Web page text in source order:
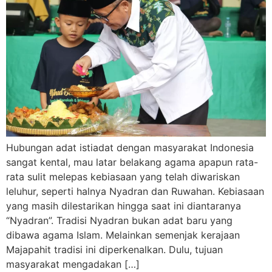
Hubungan adat istiadat dengan masyarakat Indonesia
sangat kental, mau latar belakang agama apapun rata-
rata sulit melepas kebiasaan yang telah diwariskan
leluhur, seperti halnya Nyadran dan Ruwahan. Kebiasaan
yang masih dilestarikan hingga saat ini diantaranya
“Nyadran”. Tradisi Nyadran bukan adat baru yang
dibawa agama Islam. Melainkan semenjak kerajaan
Majapahit tradisi ini diperkenalkan. Dulu, tujuan
masyarakat mengadakan […]